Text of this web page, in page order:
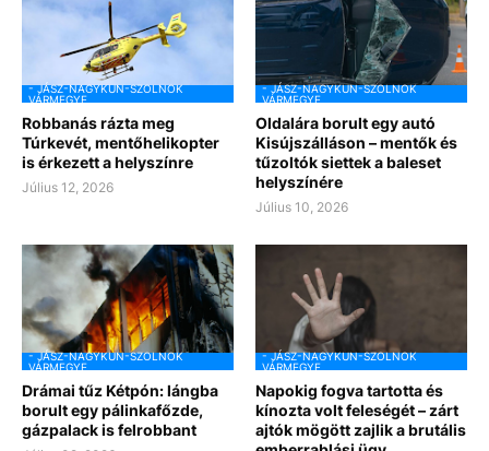
- JÁSZ-NAGYKUN-SZOLNOK
VÁRMEGYE
Robbanás rázta meg
Túrkevét, mentőhelikopter
is érkezett a helyszínre
Július 12, 2026
- JÁSZ-NAGYKUN-SZOLNOK
VÁRMEGYE
Oldalára borult egy autó
Kisújszálláson – mentők és
tűzoltók siettek a baleset
helyszínére
Július 10, 2026
- JÁSZ-NAGYKUN-SZOLNOK
VÁRMEGYE
Drámai tűz Kétpón: lángba
borult egy pálinkafőzde,
gázpalack is felrobbant
- JÁSZ-NAGYKUN-SZOLNOK
VÁRMEGYE
Napokig fogva tartotta és
kínozta volt feleségét – zárt
ajtók mögött zajlik a brutális